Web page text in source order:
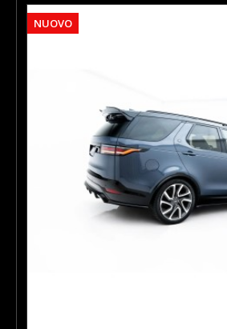
della carrozzeria e del paraurti posteriore.
NUOVO